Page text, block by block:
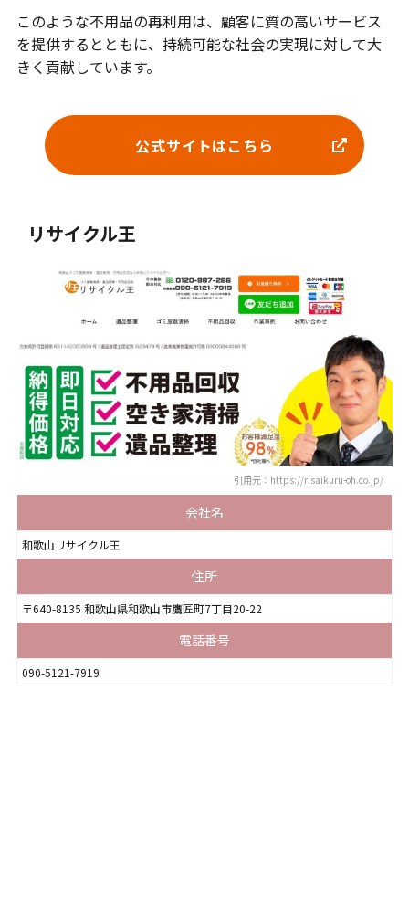
このような不用品の再利用は、顧客に質の高いサービス
を提供するとともに、持続可能な社会の実現に対して大
きく貢献しています。
公式サイトはこちら
リサイクル王
引用元：https://risaikuru-oh.co.jp/
会社名
和歌山リサイクル王
住所
〒640-8135 和歌山県和歌山市鷹匠町7丁目20-22
電話番号
090-5121-7919